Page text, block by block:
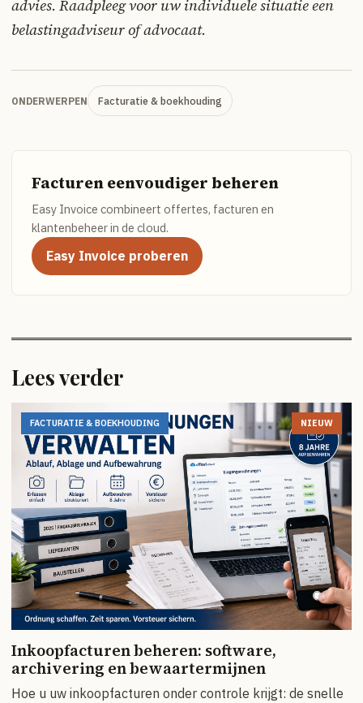
advies. Raadpleeg voor uw individuele situatie een
belastingadviseur of advocaat.
ONDERWERPEN Facturatie & boekhouding
Facturen eenvoudiger beheren
Easy Invoice combineert offertes, facturen en
klantenbeheer in de cloud.
Easy Invoice proberen
Lees verder
FACTURATIE & BOEKHOUDING NIEUW
Inkoopfacturen beheren: software,
archivering en bewaartermijnen
Hoe u uw inkoopfacturen onder controle krijgt: de snelle